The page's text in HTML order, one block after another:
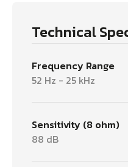
Technical
Frequency Range
52 Hz - 25 kHz
Sensitivity (8 ohm)
88 dB